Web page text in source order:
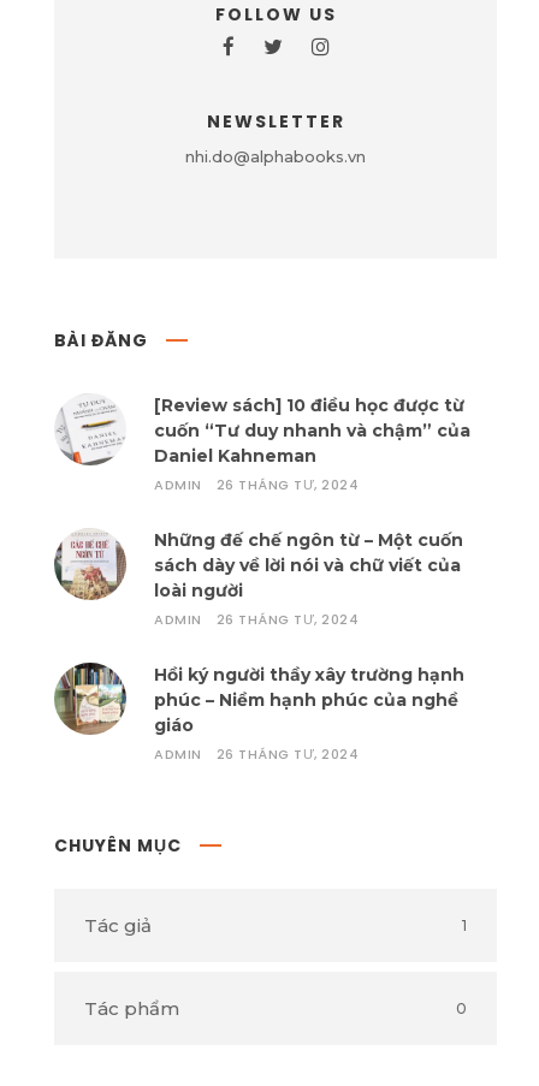
FOLLOW US
NEWSLETTER
nhi.do@alphabooks.vn
BÀI ĐĂNG
[Review sách] 10 điều học được từ
cuốn “Tư duy nhanh và chậm” của
Daniel Kahneman
ADMIN 26 THÁNG TƯ, 2024
Những đế chế ngôn từ – Một cuốn
sách dày về lời nói và chữ viết của
loài người
ADMIN 26 THÁNG TƯ, 2024
Hồi ký người thầy xây trường hạnh
phúc – Niềm hạnh phúc của nghề
giáo
ADMIN 26 THÁNG TƯ, 2024
CHUYÊN MỤC
Tác giả 1
Tác phẩm 0